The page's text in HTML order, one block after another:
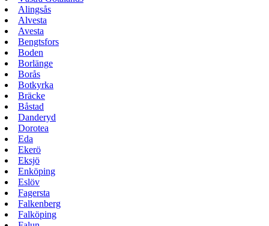
Alingsås
Alvesta
Avesta
Bengtsfors
Boden
Borlänge
Borås
Botkyrka
Bräcke
Båstad
Danderyd
Dorotea
Eda
Ekerö
Eksjö
Enköping
Eslöv
Fagersta
Falkenberg
Falköping